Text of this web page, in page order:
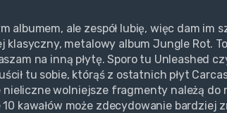
albumem, ale zespół lubię, więc dam im
metalowy album Jungle Rot.
na inną płytę. Sporo tu Unleashed
tu sobie, którąś z ostatnich płyt
wolniejsze fragmenty należą do
kawałów może zdecydowanie bardziej